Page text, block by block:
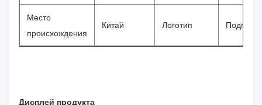
Место
происхождения
Китай Логотип
Дисплей продукта